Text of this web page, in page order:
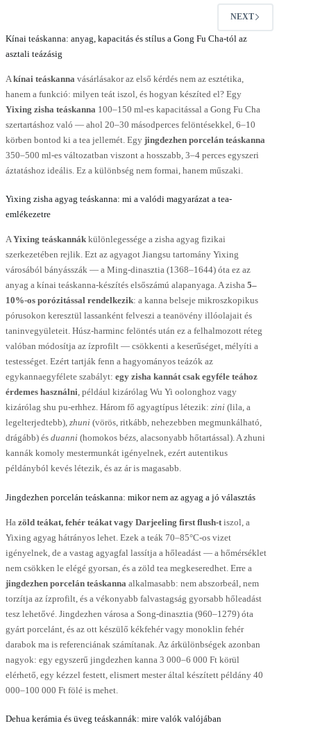
NEXT
Kínai teáskanna: anyag, kapacitás és stílus a Gong Fu Cha-tól az
asztali teázásig
A kínai teáskanna vásárlásakor az első kérdés nem az esztétika,
hanem a funkció: milyen teát iszol, és hogyan készíted el? Egy
Yixing zisha teáskanna 100–150 ml-es kapacitással a Gong Fu Cha
szertartáshoz való — ahol 20–30 másodperces felöntésekkel, 6–10
körben bontod ki a tea jellemét. Egy jingdezhen porcelán teáskanna
350–500 ml-es változatban viszont a hosszabb, 3–4 perces egyszeri
áztatáshoz ideális. Ez a különbség nem formai, hanem műszaki.
Yixing zisha agyag teáskanna: mi a valódi magyarázat a tea-
emlékezetre
AYixing teáskannák különlegessége a zisha agyag fizikai
szerkezetében rejlik. Ezt az agyagot Jiangsu tartomány Yixing
városából bányásszák — a Ming-dinasztia (1368–1644) óta ez az
anyag a kínai teáskanna-készítés elsőszámú alapanyaga. A zisha 5–
10%-os porózitással rendelkezik: a kanna belseje mikroszkopikus
pórusokon keresztül lassanként felveszi a teanövény illóolajait és
taninvegyületeit. Húsz-harminc felöntés után ez a felhalmozott réteg
valóban módosítja az ízprofilt — csökkenti a keserűséget, mélyíti a
testességet. Ezért tartják fenn a hagyományos teázók az
egykannaegyfélete szabályt: egy zisha kannát csak egyféle teához
érdemes használni, például kizárólag Wu Yi oolonghoz vagy
kizárólag shu pu-erhhez. Három fő agyagtípus létezik: zini (lila, a
legelterjedtebb), zhuni (vörös, ritkább, nehezebben megmunkálható,
drágább) és duanni (homokos bézs, alacsonyabb hőtartással). A zhuni
kannák komoly mestermunkát igényelnek, ezért autentikus
példányból kevés létezik, és az ár is magasabb.
Jingdezhen porcelán teáskanna: mikor nem az agyag a jó választás
Ha zöld teákat, fehér teákat vagy Darjeeling first flush-t iszol, a
Yixing agyag hátrányos lehet. Ezek a teák 70–85°C-os vizet
igényelnek, de a vastag agyagfal lassítja a hőleadást — a hőmérséklet
nem csökken le elégé gyorsan, és a zöld tea megkeseredhet. Erre a
jingdezhen porcelán teáskanna alkalmasabb: nem abszorbeál, nem
torzítja az ízprofilt, és a vékonyabb falvastagság gyorsabb hőleadást
tesz lehetővé. Jingdezhen városa a Song-dinasztia (960–1279) óta
gyárt porcelánt, és az ott készülő kékfehér vagy monoklin fehér
darabok ma is referenciának számítanak. Az árkülönbségek azonban
nagyok: egy egyszerű jingdezhen kanna 3 000–6 000 Ft körül
elérhető, egy kézzel festett, elismert mester által készített példány 40
000–100 000 Ft fölé is mehet.
Dehua kerámia és üveg teáskannák: mire valók valójában